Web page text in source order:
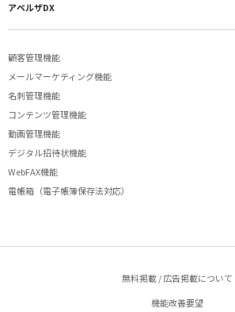
アペルザDX
顧客管理機能
メールマーケティング機能
名刺管理機能
コンテンツ管理機能
動画管理機能
デジタル招待状機能
WebFAX機能
電帳箱（電子帳簿保存法対応）
無料掲載 / 広告掲載について
機能改善要望